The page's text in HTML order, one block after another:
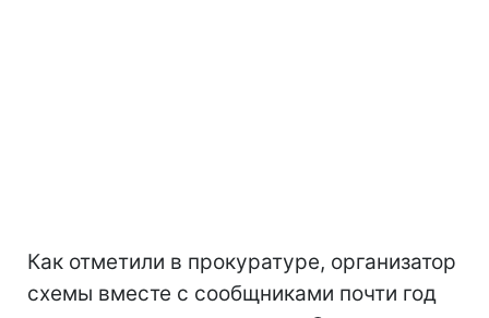
Как отметили в прокуратуре, организатор
схемы вместе с сообщниками почти год